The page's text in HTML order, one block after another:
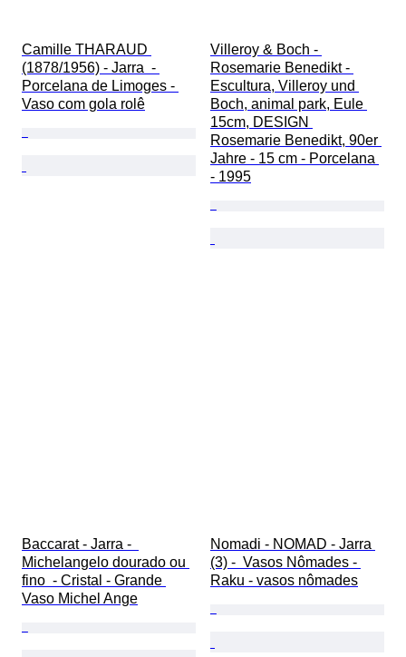
Camille THARAUD
(1878/1956) - Jarra  -
Porcelana de Limoges -
Vaso com gola rolê
Villeroy & Boch -
Rosemarie Benedikt -
Escultura, Villeroy und
Boch, animal park, Eule
15cm, DESIGN
Rosemarie Benedikt, 90er
Jahre - 15 cm - Porcelana
- 1995
Baccarat - Jarra -
Michelangelo dourado ou
fino  - Cristal - Grande
Vaso Michel Ange
Nomadi - NOMAD - Jarra
(3) -  Vasos Nômades -
Raku - vasos nômades